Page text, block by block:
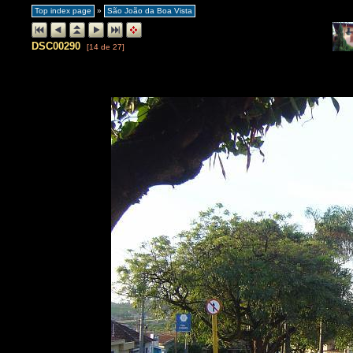
Top index page » São João da Boa Vista
DSC00290 [14 de 27]